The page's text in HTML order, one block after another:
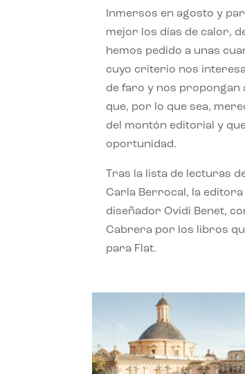
Inmersos en agosto y
mejor los días de calor,
hemos pedido a unas
cuyo criterio nos
de faro y nos propongan
que, por lo que sea,
del montón editorial y
oportunidad.
Tras la lista de lecturas
Carla Berrocal, la editora
diseñador Ovidi Benet,
Cabrera por los libros
para Flat.